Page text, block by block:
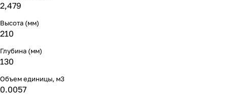
2,479
Высота (мм)
210
Глубина (мм)
130
Объем единицы, м3
0.0057